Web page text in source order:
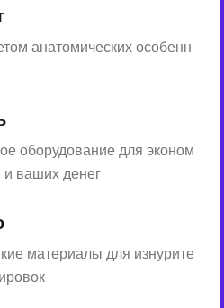
анатомических особенн
оборудование для эконом
ваших денег
материалы для изнурите